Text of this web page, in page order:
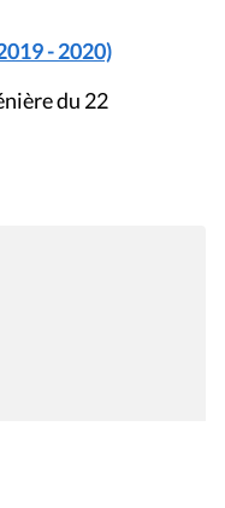
- 2020)
du 22